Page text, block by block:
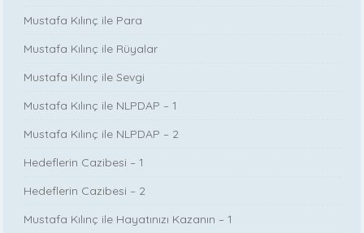
Mustafa Kılınç ile Para
Mustafa Kılınç ile Rüyalar
Mustafa Kılınç ile Sevgi
Mustafa Kılınç ile NLPDAP – 1
Mustafa Kılınç ile NLPDAP – 2
Hedeflerin Cazibesi – 1
Hedeflerin Cazibesi – 2
Mustafa Kılınç ile Hayatınızı Kazanın – 1